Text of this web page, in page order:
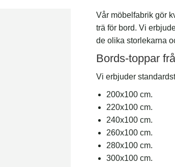
Vår möbelfabrik gör
trä för bord. Vi
de olika storlekarna
Bords-toppar
Vi erbjuder
200х100 cm.
220х100 cm.
240х100 cm.
260х100 cm.
280х100 cm.
300х100 cm.